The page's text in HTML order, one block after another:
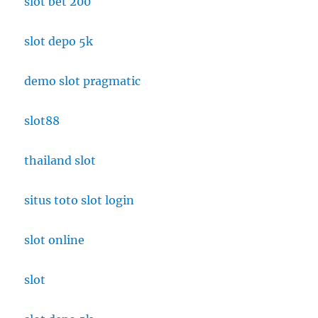
slot depo 5k
demo slot pragmatic
slot88
thailand slot
situs toto slot login
slot online
slot